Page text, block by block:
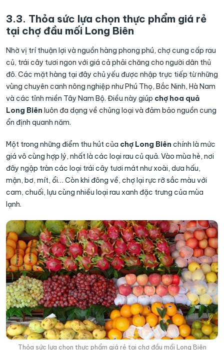
3.3. Thỏa sức lựa chọn thực phẩm giá rẻ
tại chợ đầu mối Long Biên
Nhờ vị trí thuận lợi và nguồn hàng phong phú, chợ cung cấp rau
củ, trái cây tươi ngon với giá cả phải chăng cho người dân thủ
đô. Các mặt hàng tại đây chủ yếu được nhập trực tiếp từ những
vùng chuyên canh nông nghiệp như Phú Thọ, Bắc Ninh, Hà Nam
và các tỉnh miền Tây Nam Bộ. Điều này giúp chợ hoa quả
Long Biên luôn đa dạng về chủng loại và đảm bảo nguồn cung
ổn định quanh năm.
Một trong những điểm thu hút của chợ Long Biên chính là mức
giá vô cùng hợp lý, nhất là các loại rau củ quả. Vào mùa hè, nơi
đây ngập tràn các loại trái cây tươi mát như xoài, dưa hấu,
mận, bơ, mít, ổi… Còn khi đông về, chợ lại rực rỡ sắc màu với
cam, chuối, lựu cùng nhiều loại rau xanh đặc trưng của mùa
lạnh.
Thỏa sức lựa chọn thực phẩm giá rẻ tại chợ đầu mối Long Biên